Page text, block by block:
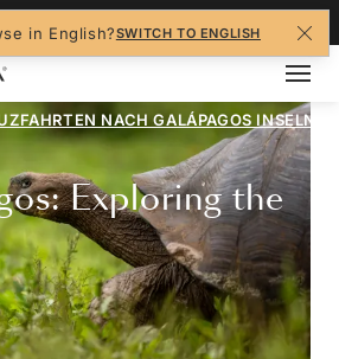
in English?SWITCH TO ENGLISH
NACH GALÁPAGOS INSELN
Exploring the